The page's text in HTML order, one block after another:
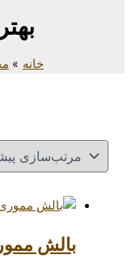
بالش
بهترین
فوم پروانه